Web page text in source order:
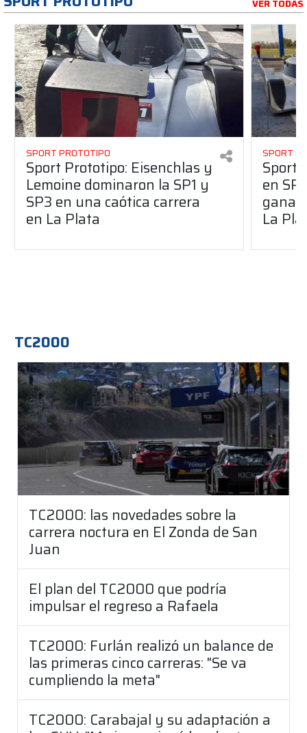
VER TODAS
SPORT PROTOTIPO
Sport Prototipo: Eisenchlas y
Lemoine dominaron la SP1 y
SP3 en una caótica carrera
en La Plata
SPORT
Sport
en
La
TC2000
TC2000: las novedades sobre la
carrera noctura en El Zonda de San
Juan
El plan del TC2000 que podría
impulsar el regreso a Rafaela
TC2000: Furlán realizó un balance de
las primeras cinco carreras: "Se va
cumpliendo la meta"
TC2000: Carabajal y su adaptación a